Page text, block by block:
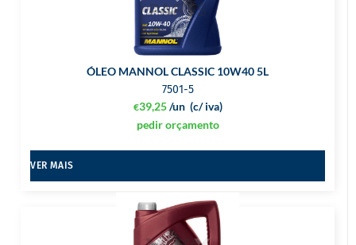
ÓLEO MANNOL CLASSIC 10W40 5L
7501-5
€39,25 (c/ iva)
/un
pedir orçamento
VER MAIS